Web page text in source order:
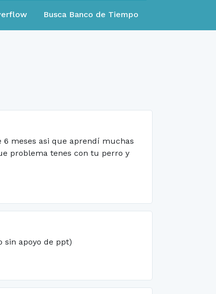
Busca Banco de Tiempo
meses asi que aprendí muchas
problema tenes con tu perro y
sin apoyo de ppt)